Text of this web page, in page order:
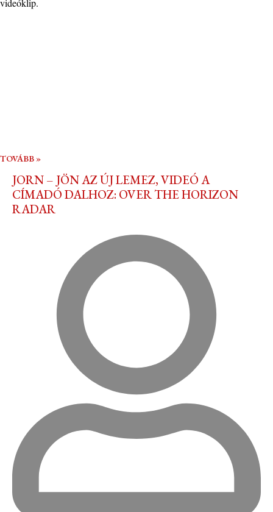
videóklip.
TOVÁBB »
JORN – JÖN AZ ÚJ LEMEZ, VIDEÓ A
CÍMADÓ DALHOZ: OVER THE HORIZON
RADAR